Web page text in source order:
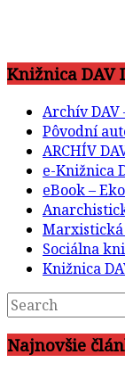
Knižnica DAV
Archív DAV
Pôvodní
ARCHÍV
e-Knižnica
eBook –
Sociálna
Knižnica
Najnovšie